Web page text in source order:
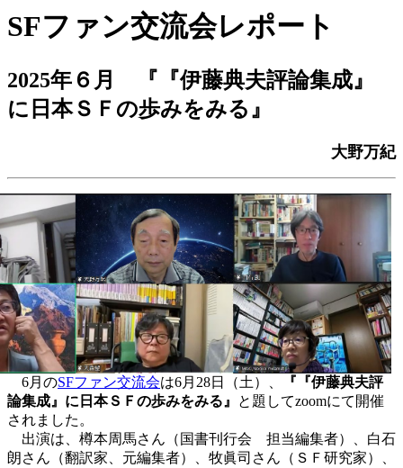
SFファン交流会レポート
2025年６月
『『伊藤典夫評論集成』
に日本ＳＦの歩みをみる』
大野万紀
6月のSFファン交流会は6月28日（土）、
『『伊藤典夫評
論集成』に日本ＳＦの歩みをみる』
と題してzoomにて開催
されました。
出演は、樽本周馬さん（国書刊行会 担当編集者）、白石
朗さん（翻訳家、元編集者）、牧眞司さん（ＳＦ研究家）、